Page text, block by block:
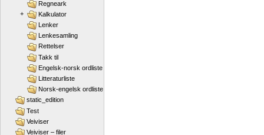
Regneark
+
Kalkulator
Lenker
Lenkesamling
Rettelser
Takk til
Engelsk-norsk ordliste
Litteraturliste
Norsk-engelsk ordliste
static_edition
Test
Veiviser
Veiviser – filer